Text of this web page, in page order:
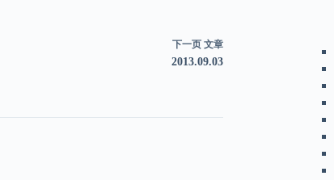
下一页 文章
2013.09.03